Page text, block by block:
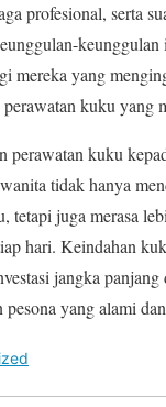
profesional, serta
keunggulan
mereka yang
kuku yang
perawatan kuku
tidak hanya
tetapi juga merasa
hari. Keindahan
jangka
yang alami